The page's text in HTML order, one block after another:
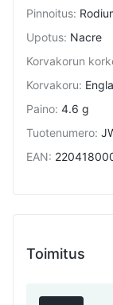
Pinnoitus:
Upotus: Nacre
Korvakorun
Korvakoru:
Paino: 4.6 g
Tuotenumero:
EAN:
Toimitus